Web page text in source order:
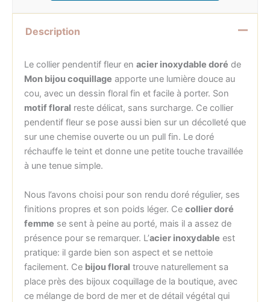
Description
Le collier pendentif fleur en acier inoxydable doré de
Mon bijou coquillage apporte une lumière douce au
cou, avec un dessin floral fin et facile à porter. Son
motif floral reste délicat, sans surcharge. Ce collier
pendentif fleur se pose aussi bien sur un décolleté que
sur une chemise ouverte ou un pull fin. Le doré
réchauffe le teint et donne une petite touche travaillée
à une tenue simple.
Nous l’avons choisi pour son rendu doré régulier, ses
finitions propres et son poids léger. Ce collier doré
femme se sent à peine au porté, mais il a assez de
présence pour se remarquer. L’acier inoxydable est
pratique: il garde bien son aspect et se nettoie
facilement. Ce bijou floral trouve naturellement sa
place près des bijoux coquillage de la boutique, avec
ce mélange de bord de mer et de détail végétal qui